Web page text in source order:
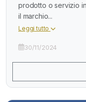
prodotto o servizio
il marchio...
Leggi tutto
30/11/2024